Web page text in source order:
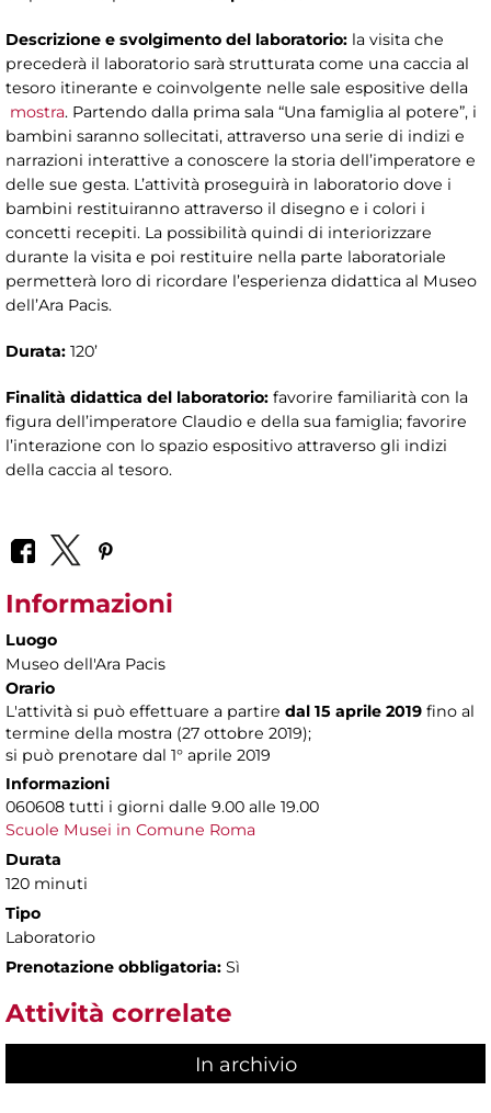
Descrizione e svolgimento del laboratorio: la visita che
precederà il laboratorio sarà strutturata come una caccia al
tesoro itinerante e coinvolgente nelle sale espositive della
mostra. Partendo dalla prima sala “Una famiglia al potere”, i
bambini saranno sollecitati, attraverso una serie di indizi e
narrazioni interattive a conoscere la storia dell’imperatore e
delle sue gesta. L’attività proseguirà in laboratorio dove i
bambini restituiranno attraverso il disegno e i colori i
concetti recepiti. La possibilità quindi di interiorizzare
durante la visita e poi restituire nella parte laboratoriale
permetterà loro di ricordare l’esperienza didattica al Museo
dell’Ara Pacis.
Durata: 120’
Finalità didattica del laboratorio: favorire familiarità con la
figura dell’imperatore Claudio e della sua famiglia; favorire
l’interazione con lo spazio espositivo attraverso gli indizi
della caccia al tesoro.
Informazioni
Luogo
Museo dell'Ara Pacis
Orario
L'attività si può effettuare a partire dal 15 aprile 2019 fino al
termine della mostra (27 ottobre 2019);
si può prenotare dal 1° aprile 2019
Informazioni
060608 tutti i giorni dalle 9.00 alle 19.00
Scuole Musei in Comune Roma
Durata
120 minuti
Tipo
Laboratorio
Prenotazione obbligatoria: Sì
Attività correlate
In archivio